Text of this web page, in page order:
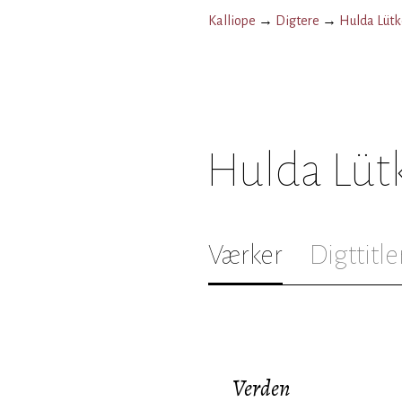
Kalliope → Digtere → Hulda
Hulda
Værker
Verden